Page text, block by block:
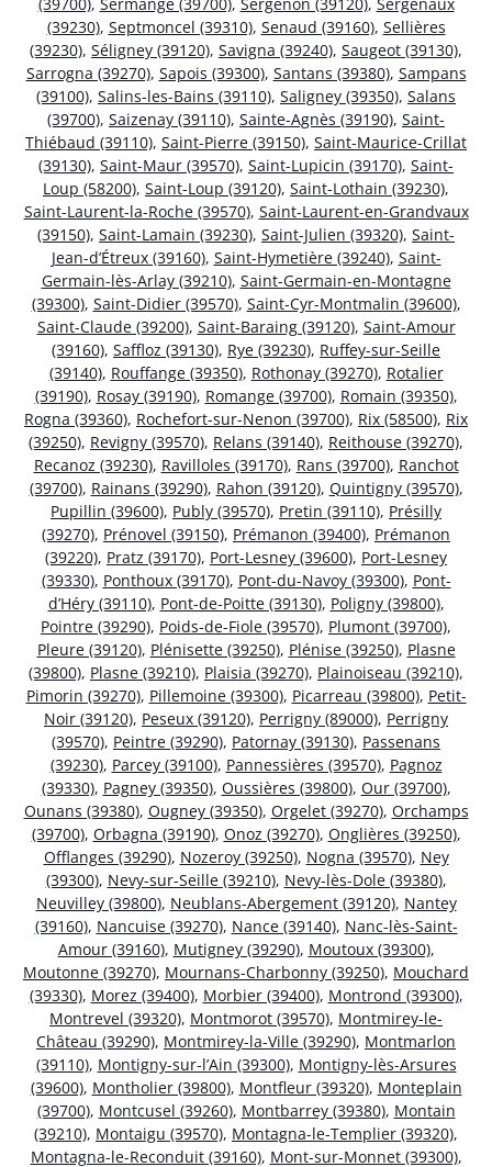
(39230), Septmoncel (39310), Senaud (39160), Sellières
(39230), Séligney (39120), Savigna (39240), Saugeot (39130),
Sarrogna (39270), Sapois (39300), Santans (39380), Sampans
(39100), Salins-les-Bains (39110), Saligney (39350), Salans
(39700), Saizenay (39110), Sainte-Agnès (39190), Saint-
Thiébaud (39110), Saint-Pierre (39150), Saint-Maurice-Crillat
(39130), Saint-Maur (39570), Saint-Lupicin (39170), Saint-
Loup (58200), Saint-Loup (39120), Saint-Lothain (39230),
Saint-Laurent-la-Roche (39570), Saint-Laurent-en-Grandvaux
(39150), Saint-Lamain (39230), Saint-Julien (39320), Saint-
Jean-d’Étreux (39160), Saint-Hymetière (39240), Saint-
Germain-lès-Arlay (39210), Saint-Germain-en-Montagne
(39300), Saint-Didier (39570), Saint-Cyr-Montmalin (39600),
Saint-Claude (39200), Saint-Baraing (39120), Saint-Amour
(39160), Saffloz (39130), Rye (39230), Ruffey-sur-Seille
(39140), Rouffange (39350), Rothonay (39270), Rotalier
(39190), Rosay (39190), Romange (39700), Romain (39350),
Rogna (39360), Rochefort-sur-Nenon (39700), Rix (58500), Rix
(39250), Revigny (39570), Relans (39140), Reithouse (39270),
Recanoz (39230), Ravilloles (39170), Rans (39700), Ranchot
(39700), Rainans (39290), Rahon (39120), Quintigny (39570),
Pupillin (39600), Publy (39570), Pretin (39110), Présilly
(39270), Prénovel (39150), Prémanon (39400), Prémanon
(39220), Pratz (39170), Port-Lesney (39600), Port-Lesney
(39330), Ponthoux (39170), Pont-du-Navoy (39300), Pont-
d’Héry (39110), Pont-de-Poitte (39130), Poligny (39800),
Pointre (39290), Poids-de-Fiole (39570), Plumont (39700),
Pleure (39120), Plénisette (39250), Plénise (39250), Plasne
(39800), Plasne (39210), Plaisia (39270), Plainoiseau (39210),
Pimorin (39270), Pillemoine (39300), Picarreau (39800), Petit-
Noir (39120), Peseux (39120), Perrigny (89000), Perrigny
(39570), Peintre (39290), Patornay (39130), Passenans
(39230), Parcey (39100), Pannessières (39570), Pagnoz
(39330), Pagney (39350), Oussières (39800), Our (39700),
Ounans (39380), Ougney (39350), Orgelet (39270), Orchamps
(39700), Orbagna (39190), Onoz (39270), Onglières (39250),
Offlanges (39290), Nozeroy (39250), Nogna (39570), Ney
(39300), Nevy-sur-Seille (39210), Nevy-lès-Dole (39380),
Neuvilley (39800), Neublans-Abergement (39120), Nantey
(39160), Nancuise (39270), Nance (39140), Nanc-lès-Saint-
Amour (39160), Mutigney (39290), Moutoux (39300),
Moutonne (39270), Mournans-Charbonny (39250), Mouchard
(39330), Morez (39400), Morbier (39400), Montrond (39300),
Montrevel (39320), Montmorot (39570), Montmirey-le-
Château (39290), Montmirey-la-Ville (39290), Montmarlon
(39110), Montigny-sur-l’Ain (39300), Montigny-lès-Arsures
(39600), Montholier (39800), Montfleur (39320), Monteplain
(39700), Montcusel (39260), Montbarrey (39380), Montain
(39210), Montaigu (39570), Montagna-le-Templier (39320),
Montagna-le-Reconduit (39160), Mont-sur-Monnet (39300),